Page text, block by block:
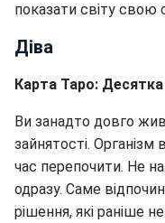
показати світу свою
Діва
Карта Таро:
Ви занадто довго
зайнятості.
час перепочити. Не
одразу. Саме
рішення, які раніше